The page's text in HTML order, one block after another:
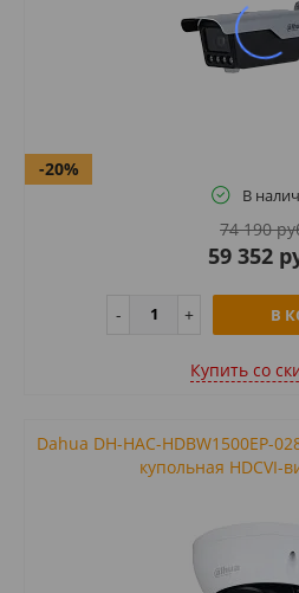
-20%
В
74 190
59 352
В
Купить cо
Dahua DH-HAC-HDBW1500EP-
купольная HDCVI-